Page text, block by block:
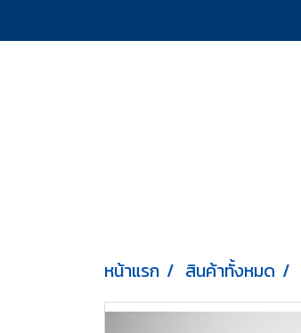
หน้าแรก
สินค้าทั้งหมด